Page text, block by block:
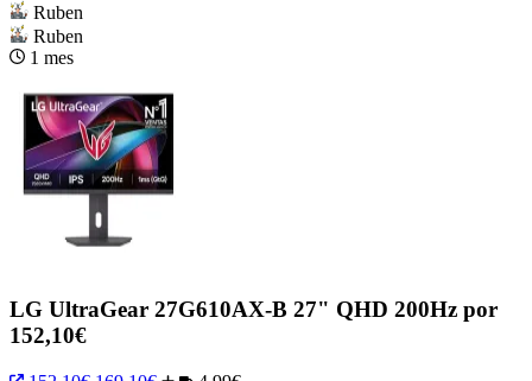
Ruben
Ruben
1 mes
LG UltraGear 27G610AX-B 27" QHD 200Hz por
152,10€